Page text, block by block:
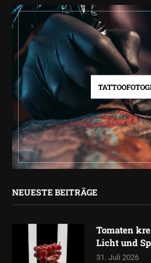
NEUESTE BEITRÄGE
Tomaten
Licht und
31. Juli 2026